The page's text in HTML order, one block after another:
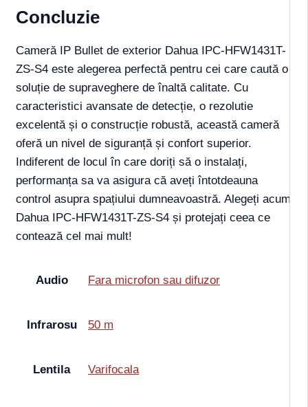
Concluzie
Cameră IP Bullet de exterior Dahua IPC-HFW1431T-
ZS-S4 este alegerea perfectă pentru cei care caută o
soluție de supraveghere de înaltă calitate. Cu
caracteristici avansate de detecție, o rezolutie
excelentă și o construcție robustă, această cameră
oferă un nivel de siguranță și confort superior.
Indiferent de locul în care doriți să o instalați,
performanța sa va asigura că aveți întotdeauna
control asupra spațiului dumneavoastră. Alegeți acum
Dahua IPC-HFW1431T-ZS-S4 și protejați ceea ce
contează cel mai mult!
Audio Fara microfon sau difuzor
Infrarosu 50 m
Lentila Varifocala